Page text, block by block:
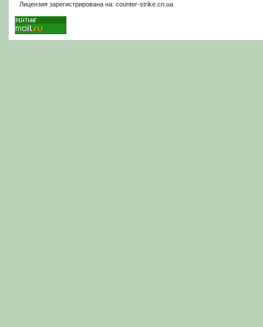
Лицензия зарегистрирована на: counter-strike.cn.ua